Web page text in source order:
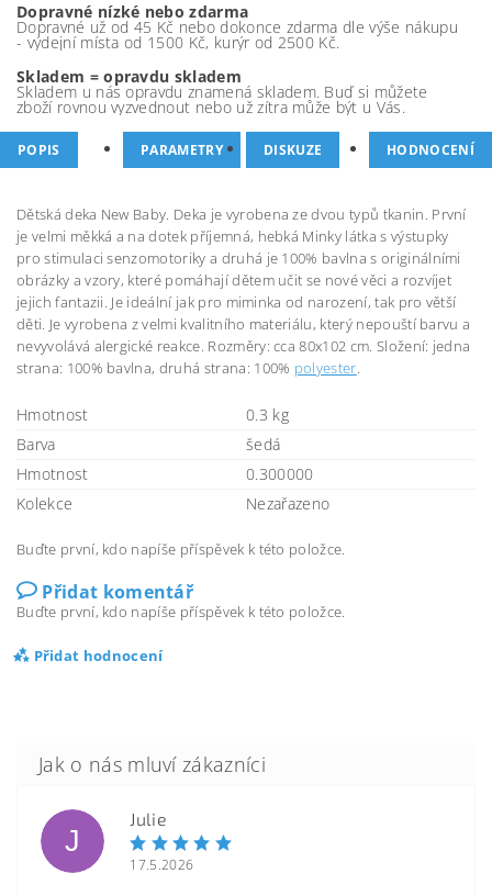
Dopravné nízké nebo zdarma
Dopravné už od 45 Kč nebo dokonce zdarma dle výše nákupu
- výdejní místa od 1500 Kč, kurýr od 2500 Kč.
Skladem = opravdu skladem
Skladem u nás opravdu znamená skladem. Buď si můžete
zboží rovnou vyzvednout nebo už zítra může být u Vás.
POPIS PARAMETRY DISKUZE HODNOCENÍ
Dětská deka New Baby. Deka je vyrobena ze dvou typů tkanin. První
je velmi měkká a na dotek příjemná, hebká Minky látka s výstupky
pro stimulaci senzomotoriky a druhá je 100% bavlna s originálními
obrázky a vzory, které pomáhají dětem učit se nové věci a rozvíjet
jejich fantazii. Je ideální jak pro miminka od narození, tak pro větší
děti. Je vyrobena z velmi kvalitního materiálu, který nepouští barvu a
nevyvolává alergické reakce. Rozměry: cca 80x102 cm. Složení: jedna
strana: 100% bavlna, druhá strana: 100% polyester.
Hmotnost
0.3 kg
Barva
šedá
Hmotnost
0.300000
Kolekce
Nezařazeno
Buďte první, kdo napíše příspěvek k této položce.
Přidat komentář
Buďte první, kdo napíše příspěvek k této položce.
Přidat hodnocení
J
Julie
17.5.2026